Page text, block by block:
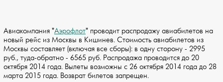
Авиакомпания "Аэрофлот" проводит распродажу авиабилетов на
новый рейс из Москвы в Кишинев. Стоимость авиабилетов из
Москвы составляет (включая все сборы): в одну сторону - 2995
руб., туда-обратно - 6565 руб. Распродажа проводится до 20
октября 2014 года. Вылеты возможны с 26 октября 2014 года до 28
марта 2015 года. Возврат билетов запрещен.